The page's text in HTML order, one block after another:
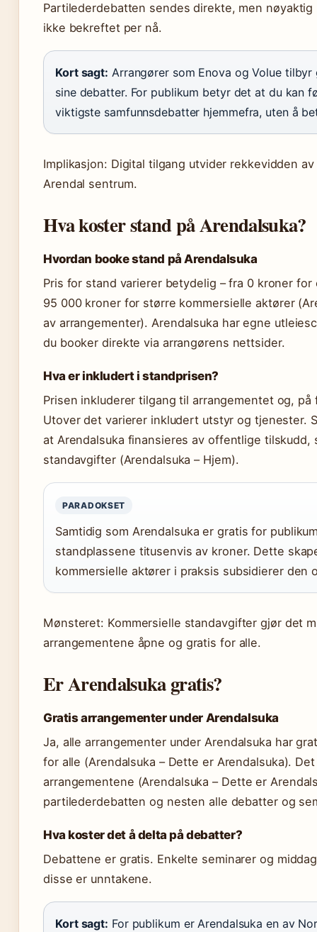
Partilederdebatten sendes direkte, men
ikke bekreftet per nå.
Kort sagt: Arrangører som Enova og Volue
sine debatter. For publikum betyr det at du kan
viktigste samfunnsdebatter hjemmefra, uten å
Implikasjon: Digital tilgang utvider rekkevidden
Arendal sentrum.
Hva koster stand på Arendalsuka?
Hvordan booke stand på Arendalsuka
Pris for stand varierer betydelig – fra 0 kroner
95 000 kroner for større kommersielle aktører
av arrangementer). Arendalsuka har egne
du booker direkte via arrangørens nettsider.
Hva er inkludert i standprisen?
Prisen inkluderer tilgang til arrangementet og,
Utover det varierer inkludert utstyr og tjenester.
at Arendalsuka finansieres av offentlige tilskudd,
standavgifter (Arendalsuka – Hjem).
PARADOKSET
Samtidig som Arendalsuka er gratis for
standplassene titusenvis av kroner. Dette
kommersielle aktører i praksis subsidierer den
Mønsteret: Kommersielle standavgifter gjør det
arrangementene åpne og gratis for alle.
Er Arendalsuka gratis?
Gratis arrangementer under Arendalsuka
Ja, alle arrangementer under Arendalsuka har
for alle (Arendalsuka – Dette er Arendalsuka).
arrangementene (Arendalsuka – Dette er
partilederdebatten og nesten alle debatter og
Hva koster det å delta på debatter?
Debattene er gratis. Enkelte seminarer og
disse er unntakene.
Kort sagt: For publikum er Arendalsuka en av